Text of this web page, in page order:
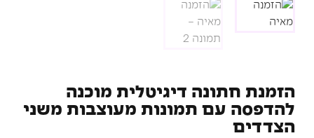
הזמנת חתונה דיגיטלית מוכנה
להדפסה עם תמונות מעוצבות משני
הצדדים